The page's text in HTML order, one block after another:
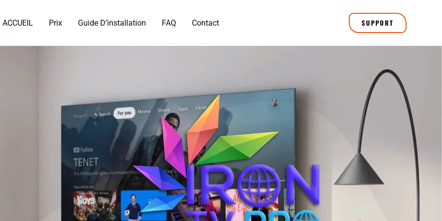
ACCUEIL Prix Guide D’installation FAQ Contact SUPPORT